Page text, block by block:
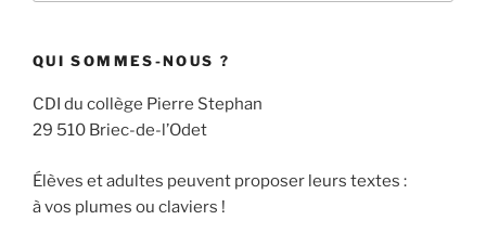
QUI SOMMES-NOUS ?
CDI du collège Pierre Stephan
29 510 Briec-de-l’Odet
Élèves et adultes peuvent proposer leurs textes :
à vos plumes ou claviers !